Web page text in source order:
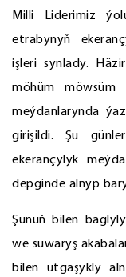
Milli Liderimiz
etrabynyň
işleri synlady.
möhüm möwsüm
meýdanlarynda
girişildi. Şu
ekerançylyk
depginde alnyp
Şunuň bilen
we suwaryş
bilen utgaşykly